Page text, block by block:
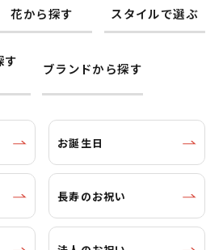
花から探す スタイルで選ぶ
す ブランドから探す
お誕生日
長寿のお祝い